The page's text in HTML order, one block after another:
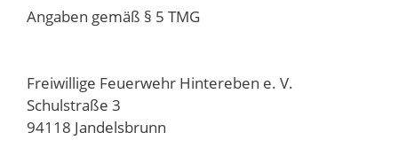
Angaben gemäß § 5 TMG
Freiwillige Feuerwehr Hintereben e. V.
Schulstraße 3
94118 Jandelsbrunn